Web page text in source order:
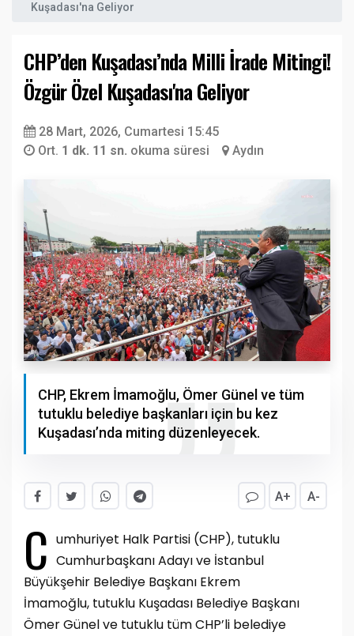
Kuşadası'na Geliyor
CHP’den Kuşadası’nda Milli İrade Mitingi!
Özgür Özel Kuşadası'na Geliyor
28 Mart, 2026, Cumartesi 15:45
Ort. 1 dk. 11 sn. okuma süresi Aydın
CHP, Ekrem İmamoğlu, Ömer Günel ve tüm
tutuklu belediye başkanları için bu kez
Kuşadası’nda miting düzenleyecek.
A+ A-
C umhuriyet Halk Partisi (CHP), tutuklu
Cumhurbaşkanı Adayı ve İstanbul
Büyükşehir Belediye Başkanı Ekrem
İmamoğlu, tutuklu Kuşadası Belediye Başkanı
Ömer Günel ve tutuklu tüm CHP’li belediye